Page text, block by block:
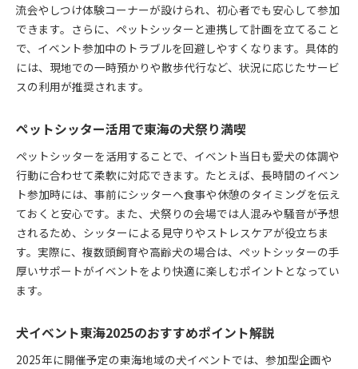
ペットシッターが選ぶ名古屋発の犬イベント特集
愛犬と楽しむ名古屋最新犬イベントの魅力解説
ペットシッター活用で名古屋イベント満喫術
名古屋発犬イベント参加時に便利なサービス
ント
今日行ける東海エリアの犬イベント特集
ペットシッターと巡る今日の東海犬イベント紹介
愛犬同伴で今日楽しめる東海イベント一覧
今日おすすめの犬イベント東海とペットシッター
活用
今日行けるイベントの選び方とペットシッター連
携術
流会やしつけ体験コーナーが設けられ、初心者でも安心して参加
できます。さらに、ペットシッターと連携して計画を立てること
で、イベント参加中のトラブルを回避しやすくなります。具体的
には、現地での一時預かりや散歩代行など、状況に応じたサービ
スの利用が推奨されます。
ペットシッター活用で東海の犬祭り満喫
ペットシッターを活用することで、イベント当日も愛犬の体調や
行動に合わせて柔軟に対応できます。たとえば、長時間のイベン
ト参加時には、事前にシッターへ食事や休憩のタイミングを伝え
ておくと安心です。また、犬祭りの会場では人混みや騒音が予想
されるため、シッターによる見守りやストレスケアが役立ちま
す。実際に、複数頭飼育や高齢犬の場合は、ペットシッターの手
厚いサポートがイベントをより快適に楽しむポイントとなってい
ます。
犬イベント東海2025のおすすめポイント解説
2025年に開催予定の東海地域の犬イベントでは、参加型企画や